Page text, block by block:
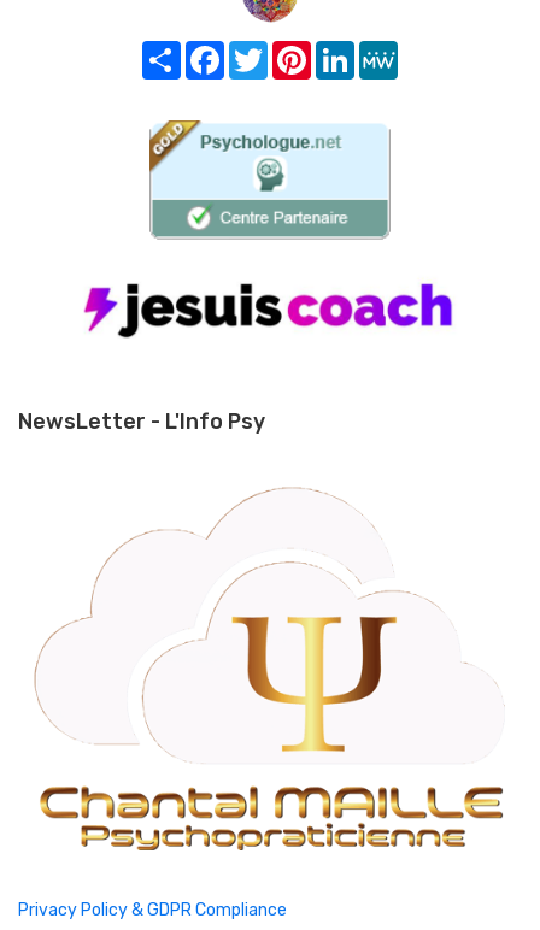
Share FacebookTwitterPinterest
LinkedIn
NewsLetter - L'Info Psy
Privacy Policy & GDPR Compliance